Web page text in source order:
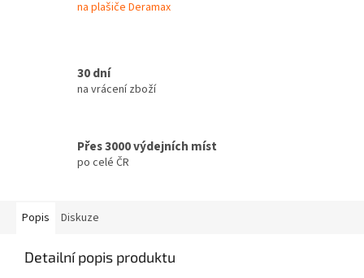
na plašiče Deramax
30 dní
na vrácení zboží
Přes 3000 výdejních míst
po celé ČR
Popis Diskuze
Detailní popis produktu